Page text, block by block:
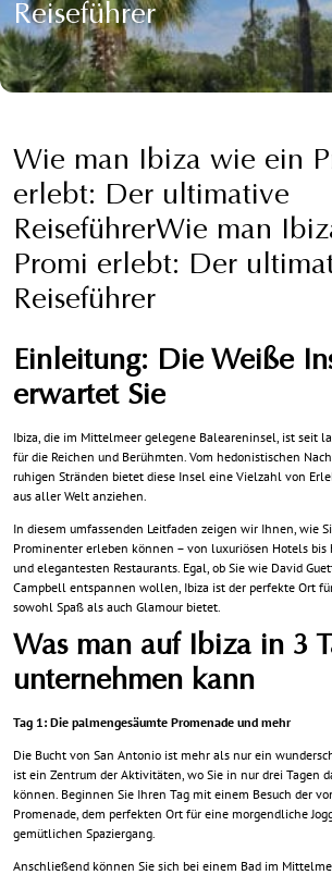
Reiseführer
Wie man Ibiza wie ein
erlebt: Der ultimative
ReiseführerWie man
Promi erlebt: Der
Reiseführer
Einleitung: Die Weiße
erwartet Sie
Ibiza, die im Mittelmeer gelegene Baleareninsel, ist seit
für die Reichen und Berühmten. Vom hedonistischen
ruhigen Stränden bietet diese Insel eine Vielzahl von
aus aller Welt anziehen.
In diesem umfassenden Leitfaden zeigen wir Ihnen, wie
Prominenter erleben können – von luxuriösen Hotels
und elegantesten Restaurants. Egal, ob Sie wie David
Campbell entspannen wollen, Ibiza ist der perfekte Ort
sowohl Spaß als auch Glamour bietet.
Was man auf Ibiza in 3
unternehmen kann
Tag 1: Die palmengesäumte Promenade und mehr
Die Bucht von San Antonio ist mehr als nur ein
ist ein Zentrum der Aktivitäten, wo Sie in nur drei Tagen
können. Beginnen Sie Ihren Tag mit einem Besuch der
Promenade, dem perfekten Ort für eine morgendliche
gemütlichen Spaziergang.
Anschließend können Sie sich bei einem Bad im